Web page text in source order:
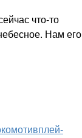
что-то
Нам его
плей-